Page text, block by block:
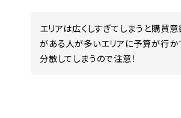
エリアは広くしすぎてしまうと購買意
がある人が多いエリアに予算が行か
分散してしまうので注意！